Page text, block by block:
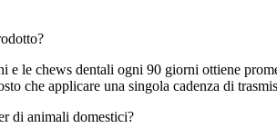
le chews dentali ogni 90 giorni ottiene
che applicare una singola cadenza di
di animali domestici?